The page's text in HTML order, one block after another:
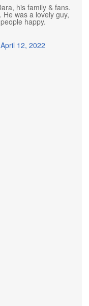
his family & fans.
was a lovely guy,
happy.
April 12, 2022